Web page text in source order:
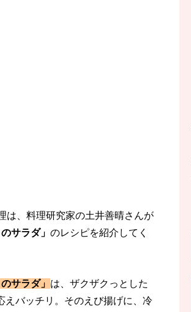
は、料理研究家の土井善晴さんが
サラダ」 のレシピを紹介してく
サラダ」 は、ザクザクっとした
えバッチリ。そのえび揚げに、冷